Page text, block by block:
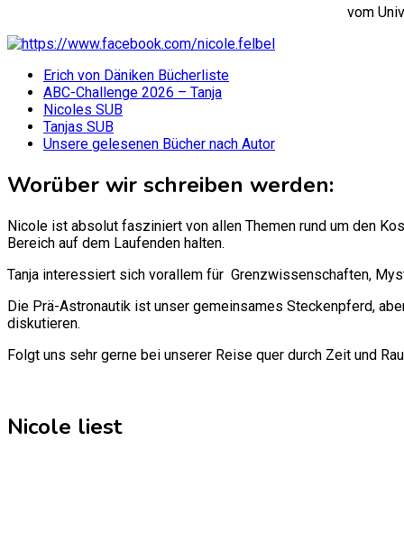
vom
Erich von Däniken Bücherliste
ABC-Challenge 2026 – Tanja
Nicoles SUB
Tanjas SUB
Unsere gelesenen Bücher nach Autor
Worüber wir schreiben werden:
Nicole ist absolut fasziniert von allen Themen rund um den
Bereich auf dem Laufenden halten.
Tanja interessiert sich vorallem für Grenzwissenschaften,
Die Prä-Astronautik ist unser gemeinsames Steckenpferd,
diskutieren.
Folgt uns sehr gerne bei unserer Reise quer durch Zeit und
Nicole liest